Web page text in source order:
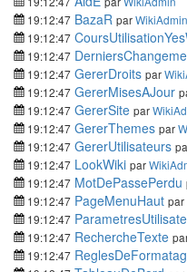
19:12:47 BazaR parWikiAdmin
19:12:47
19:12:47
19:12:47 GererDroits par
19:12:47 GererMisesAJour
19:12:47 GererSite par
19:12:47 GererThemes par
19:12:47 GererUtilisateurs
19:12:47 LookWiki par
19:12:47 MotDePassePerdu
19:12:47 PageMenuHaut par
19:12:47
19:12:47 RechercheTexte
19:12:47